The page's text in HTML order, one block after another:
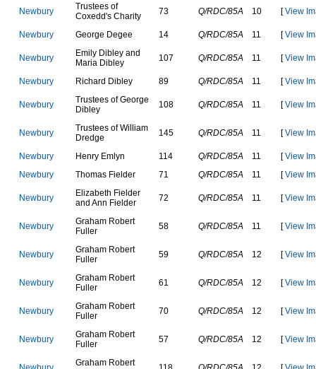
Newbury Trustees of
Coxedd's Charity 73 Q/RDC/85A 10 [View
Newbury George Degee 14 Q/RDC/85A 11 [View
Newbury Emi y Dib ey and
Maria Dib ey 107 Q/RDC/85A 11 [View
Newbury Richard Dib ey 89 Q/RDC/85A 11 [View
Newbury Trustees of George
Dib ey 108 Q/RDC/85A 11 [View
Newbury Trustees of Wi iam
Dredge 145 Q/RDC/85A 11 [View
Newbury Henry Em yn 114 Q/RDC/85A 11 [View
Newbury Thomas Fie der 71 Q/RDC/85A 11 [View
Newbury E izabeth Fie der
and Ann Fie der 72 Q/RDC/85A 11 [View
Newbury Graham Robert
Fu er 58 Q/RDC/85A 11 [View
Newbury Graham Robert
Fu er 59 Q/RDC/85A 12 [View
Newbury Graham Robert
Fu er 61 Q/RDC/85A 12 [View
Newbury Graham Robert
Fu er 70 Q/RDC/85A 12 [View
Newbury Graham Robert
Fu er 57 Q/RDC/85A 12 [View
Graham Robert